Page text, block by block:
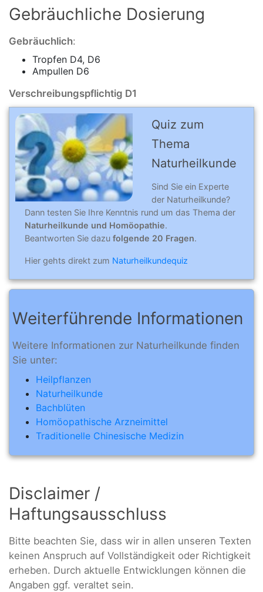
Gebräuchliche Dosierung
Gebräuchlich:
Tropfen D4, D6
Ampullen D6
Verschreibungspflichtig D1
Quiz zum
Thema
Naturheilkunde
Sind Sie ein Experte
der Naturheilkunde?
Dann testen Sie Ihre Kenntnis rund um das Thema der
Naturheilkunde und Homöopathie.
Beantworten Sie dazu folgende 20 Fragen.
Hier gehts direkt zum Naturheilkundequiz
Weiterführende Informationen
Weitere Informationen zur Naturheilkunde finden
Sie unter:
Heilpflanzen
Naturheilkunde
Bachblüten
Homöopathische Arzneimittel
Traditionelle Chinesische Medizin
Disclaimer /
Haftungsausschluss
Bitte beachten Sie, dass wir in allen unseren Texten
keinen Anspruch auf Vollständigkeit oder Richtigkeit
erheben. Durch aktuelle Entwicklungen können die
Angaben ggf. veraltet sein.